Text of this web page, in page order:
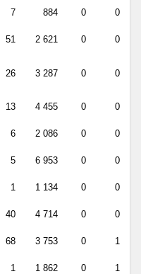
7 884 0 0
51 2 621 0
0
26 3 287 0 0
13 4 455 0
0
6 2 086 0 0
5 6 953 0 0
1 1 134 0 0
40 4 714 0 0
68 3 753 0 1
1 1 862 0 1